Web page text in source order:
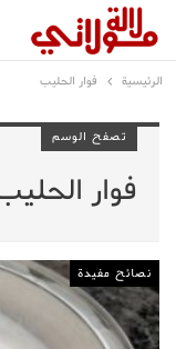
الرئيسية فوار الحليب
تصفح الوسم
فوار
نصائح مفيدة